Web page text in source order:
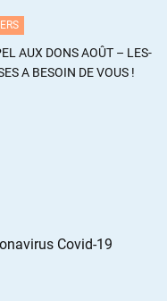
de paix, l’Ukraine va
par le plan de paix pour
les séparatistes, a déclaré
promettant de revoir le
la loi sur le statut
de ce plan de paix.
AUX DONS AOÛT – LES-
A BESOIN DE VOUS !
Covid-19